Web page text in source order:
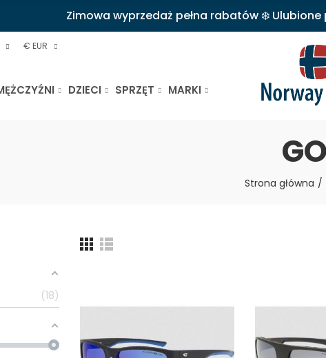
Zimowa wyprzedaż pełna rabatów ❄️
€ EUR
DZIECI SPRZĘT MARKI
Strona główna
18